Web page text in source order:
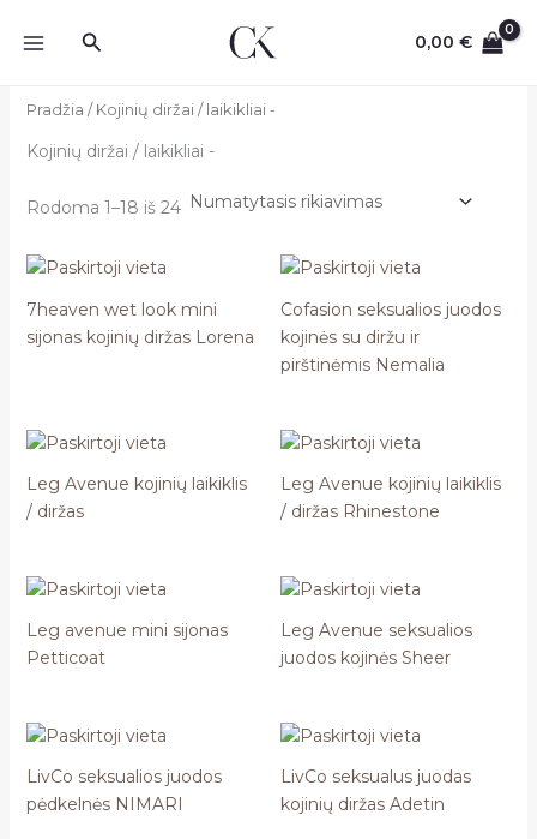
prie
Paieška 0,00€
Pradžia / Kojinių diržai / laikikliai -
Kojinių diržai / laikikliai -
Rodoma 1–18 iš 24
7heaven wet look mini
sijonas kojinių diržas Lorena
Cofasion seksualios juodos
kojinės su diržu ir
pirštinėmis Nemalia
Leg Avenue kojinių laikiklis
/ diržas
Leg Avenue kojinių laikiklis
/ diržas Rhinestone
Leg avenue mini sijonas
Petticoat
Leg Avenue seksualios
juodos kojinės Sheer
LivCo seksualios juodos
pėdkelnės NIMARI
LivCo seksualus juodas
kojinių diržas Adetin